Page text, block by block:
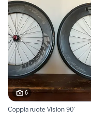
6
Coppia ruote Vision 90’